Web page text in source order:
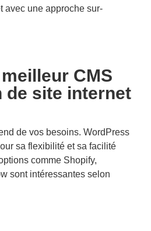
avec une approche sur-
CMS
de site internet
de vos besoins. WordPress
sa flexibilité et sa facilité
comme Shopify,
sont intéressantes selon